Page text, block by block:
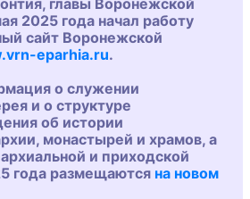
главы Воронежской
2025 года начал работу
сайт Воронежской
eparhia.ru.
о служении
и о структуре
об истории
монастырей и храмов, а
и приходской
года размещаются на новом